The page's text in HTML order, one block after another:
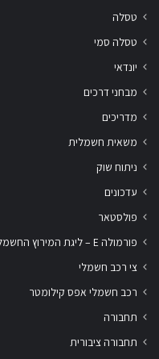
טסלה
טסלה סמי
יונדאי
מבחני דרכים
מדריכים
משאית חשמלית
ניתוח שוק
עדכונים
פולסטאר
פורמולה E – ליגת המירוץ החשמלית
צי רכב חשמלי
רכב חשמלי אפס קילומטר
תחבורה
תחבורה ציבורית